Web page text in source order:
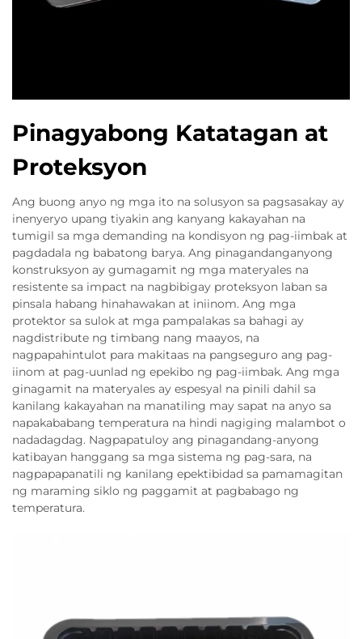
Pinagyabong Katatagan at
Proteksyon
Ang buong anyo ng mga ito na solusyon sa pagsasakay ay
inenyeryo upang tiyakin ang kanyang kakayahan na
tumigil sa mga demanding na kondisyon ng pag-iimbak at
pagdadala ng babatong barya. Ang pinagandanganyong
konstruksyon ay gumagamit ng mga materyales na
resistente sa impact na nagbibigay proteksyon laban sa
pinsala habang hinahawakan at iniinom. Ang mga
protektor sa sulok at mga pampalakas sa bahagi ay
nagdistribute ng timbang nang maayos, na
nagpapahintulot para makitaas na pangseguro ang pag-
iinom at pag-uunlad ng epekibo ng pag-iimbak. Ang mga
ginagamit na materyales ay espesyal na pinili dahil sa
kanilang kakayahan na manatiling may sapat na anyo sa
napakababang temperatura na hindi nagiging malambot o
nadadagdag. Nagpapatuloy ang pinagandang-anyong
katibayan hanggang sa mga sistema ng pag-sara, na
nagpapapanatili ng kanilang epektibidad sa pamamagitan
ng maraming siklo ng paggamit at pagbabago ng
temperatura.